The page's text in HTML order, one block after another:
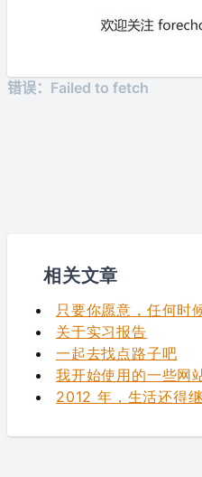
相关文章
只要你愿意，任何时
关于实习报告
一起去找点路子吧
我开始使用的一些网
2012 年，生活还得